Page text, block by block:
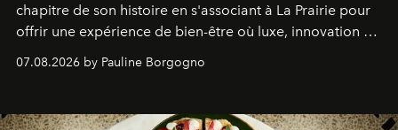
chapitre de son histoire en s'associant à La Prairie pour
offrir une expérience de bien-être où luxe, innovation et
expertise se rencontrent.
07.08.2026 by Pauline Borgogno